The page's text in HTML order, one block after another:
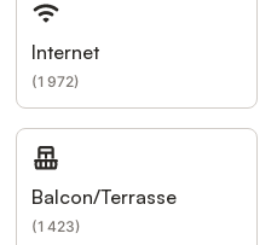
Internet
(1 972)
Balcon/Terrasse
(1 423)